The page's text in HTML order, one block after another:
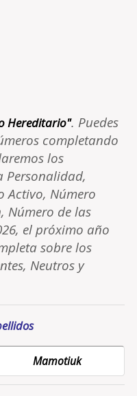
Hereditario". Puedes
completando
los
Personalidad,
Activo, Número
Número de las
el próximo año
sobre los
Neutros y